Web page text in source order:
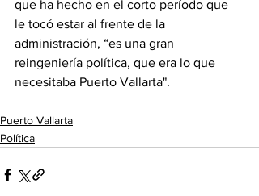
que ha hecho en el corto período que
le tocó estar al frente de la
administración, “es una gran
reingeniería política, que era lo que
necesitaba Puerto Vallarta".
Puerto Vallarta
Política